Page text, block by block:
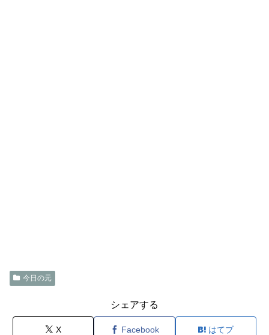
今日の元
シェアする
X Facebook はてブ